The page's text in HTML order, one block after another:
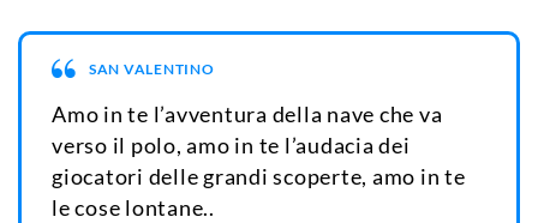
SAN VALENTINO
Amo in te l’avventura della nave che va
verso il polo, amo in te l’audacia dei
giocatori delle grandi scoperte, amo in te
le cose lontane..